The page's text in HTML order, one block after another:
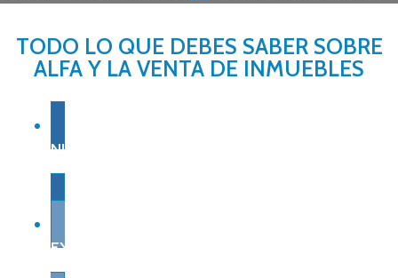
TODO LO QUE DEBES SABER SOBRE
ALFA Y LA VENTA DE INMUEBLES
NUESTRA EXPERIENCIA
EXPERTO LOCAL